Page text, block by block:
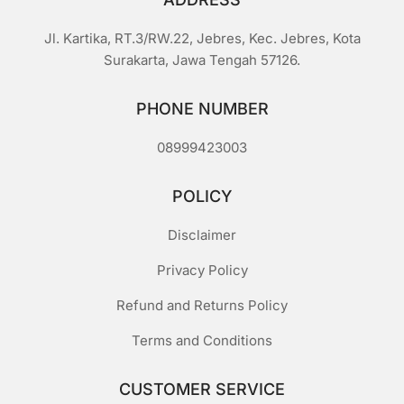
Jl. Kartika, RT.3/RW.22, Jebres, Kec. Jebres, Kota
Surakarta, Jawa Tengah 57126.
PHONE NUMBER
08999423003
POLICY
Disclaimer
Privacy Policy
Refund and Returns Policy
Terms and Conditions
CUSTOMER SERVICE